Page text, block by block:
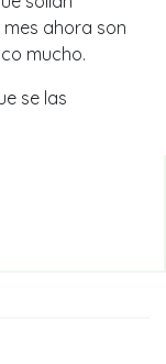
ahora son
mucho.
se las